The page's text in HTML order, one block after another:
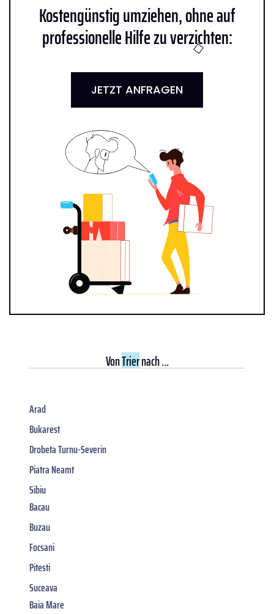
Kostengünstig umziehen, ohne auf
professionelle Hilfe zu verzichten:
JETZT ANFRAGEN
VonTriernach ...
Arad
Bukarest
Drobeta Turnu-Severin
Piatra Neamt
Sibiu
Bacau
Buzau
Focsani
Pitesti
Suceava
Baia Mare